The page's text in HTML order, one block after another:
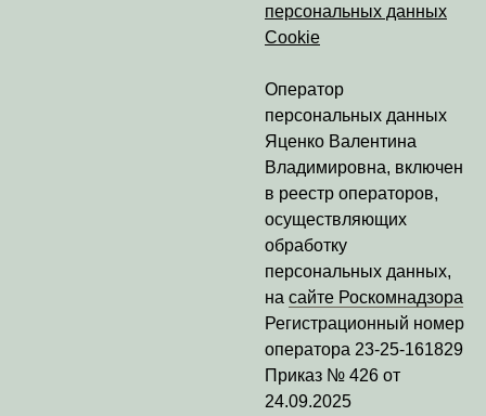
персональных данных
Cookie
Оператор
персональных данных
Яценко Валентина
Владимировна, включен
в реестр операторов,
осуществляющих
обработку
персональных данных,
на сайте Роскомнадзора
Регистрационный номер
оператора 23-25-161829
Приказ № 426 от
24.09.2025